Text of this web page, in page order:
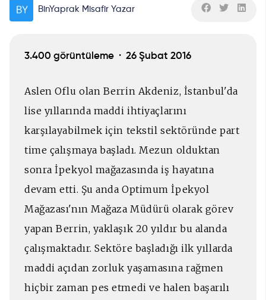
BinYaprak Misafir Yazar
3.400 görüntüleme · 26 Şubat 2016
Aslen Oflu olan Berrin Akdeniz, İstanbul'da
lise yıllarında maddi ihtiyaçlarını
karşılayabilmek için tekstil sektöründe part
time çalışmaya başladı. Mezun olduktan
sonra İpekyol mağazasında iş hayatına
devam etti. Şu anda Optimum İpekyol
Mağazası'nın Mağaza Müdürü olarak görev
yapan Berrin, yaklaşık 20 yıldır bu alanda
çalışmaktadır. Sektöre başladığı ilk yıllarda
maddi açıdan zorluk yaşamasına rağmen
hiçbir zaman pes etmedi ve halen başarılı